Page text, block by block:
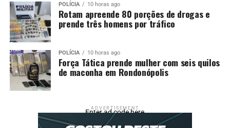
POLÍCIA 10 horas ago
Rotam apreende 80 porções de drogas e
prende três homens por tráfico
POLÍCIA 10 horas ago
Força Tática prende mulher com seis quilos
de maconha em Rondonópolis
ADVERTISEMENT
Enter ad code here